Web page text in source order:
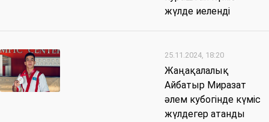
жүлде иеленді
25.11.2024, 18:20
Жаңақалалық
Айбатыр Миразат
әлем кубогінде күміс
жүлдегер атанды